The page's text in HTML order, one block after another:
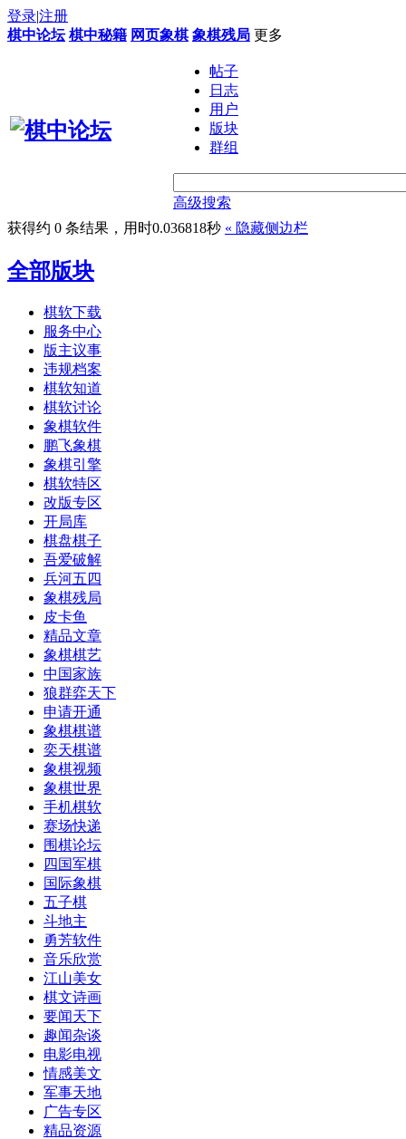
登录|注册
棋中论坛 棋中秘籍 网页象棋 象棋残局 更多
帖子
日志
用户
版块
群组
高级搜索
获得约 0 条结果，用时0.036818秒 « 隐藏侧边栏
全部版块
棋软下载
服务中心
版主议事
违规档案
棋软知道
棋软讨论
象棋软件
鹏飞象棋
象棋引擎
棋软特区
改版专区
开局库
棋盘棋子
吾爱破解
兵河五四
象棋残局
皮卡鱼
精品文章
象棋棋艺
中国家族
狼群弈天下
申请开通
象棋棋谱
奕天棋谱
象棋视频
象棋世界
手机棋软
赛场快递
围棋论坛
四国军棋
国际象棋
五子棋
斗地主
勇芳软件
音乐欣赏
江山美女
棋文诗画
要闻天下
趣闻杂谈
电影电视
情感美文
军事天地
广告专区
精品资源